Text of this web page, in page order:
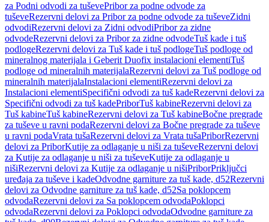
za Podni odvodi za tuševePribor za podne odvode za
tuševeRezervni delovi za Pribor za podne odvode za tuševeZidni
odvodiRezervni delovi za Zidni odvodiPribor za zidne
odvodeRezervni delovi za Pribor za zidne odvodeTuš kade i tuš
podlogeRezervni delovi za Tuš kade i tuš podlogeTuš podloge od
mineralnog materijala i Geberit Duofix instalacioni elementiTuš
podloge od mineralnih materijalaRezervni delovi za Tuš podloge od
mineralnih materijalaInstalacioni elementiRezervni delovi za
Instalacioni elementiSpecifični odvodi za tuš kadeRezervni delovi za
Specifični odvodi za tuš kadePriborTuš kabineRezervni delovi za
Tuš kabineTuš kabineRezervni delovi za Tuš kabineBočne pregrade
za tuševe u ravni podaRezervni delovi za Bočne pregrade za tuševe
u ravni podaVrata tušaRezervni delovi za Vrata tušaPriborRezervni
delovi za PriborKutije za odlaganje u niši za tuševeRezervni delovi
za Kutije za odlaganje u niši za tuševeKutije za odlaganje u
nišiRezervni delovi za Kutije za odlaganje u nišiPriborPriključci
uređaja za tuševe i kadeOdvodne garniture za tuš kade, d52Rezervni
delovi za Odvodne garniture za tuš kade, d52Sa poklopcem
odvodaRezervni delovi za Sa poklopcem odvodaPoklopci
odvodaRezervni delovi za Poklopci odvodaOdvodne garniture za